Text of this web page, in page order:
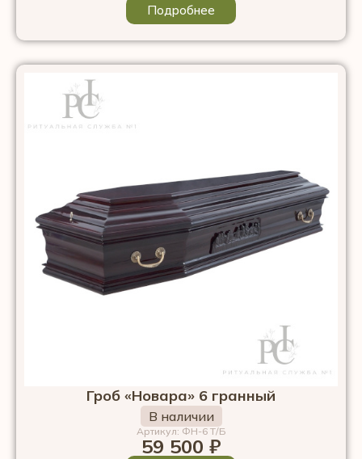
Подробнее
Гроб «Новара» 6 гранный
В наличии
Артикул: ФН-6 Т/Б
59 500 ₽